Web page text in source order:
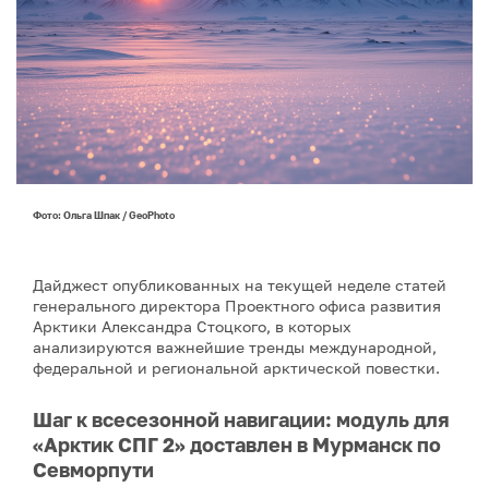
Фото: Ольга Шпак / GeoPhoto
Дайджест опубликованных на текущей неделе статей
генерального директора Проектного офиса развития
Арктики Александра Стоцкого, в которых
анализируются важнейшие тренды международной,
федеральной и региональной арктической повестки.
Шаг к всесезонной навигации: модуль для
«Арктик СПГ 2» доставлен в Мурманск по
Севморпути